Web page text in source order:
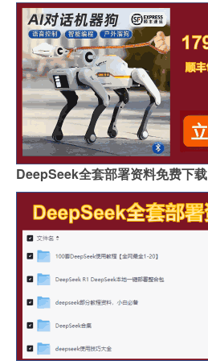
DeepSeek全套部署资料免费下载